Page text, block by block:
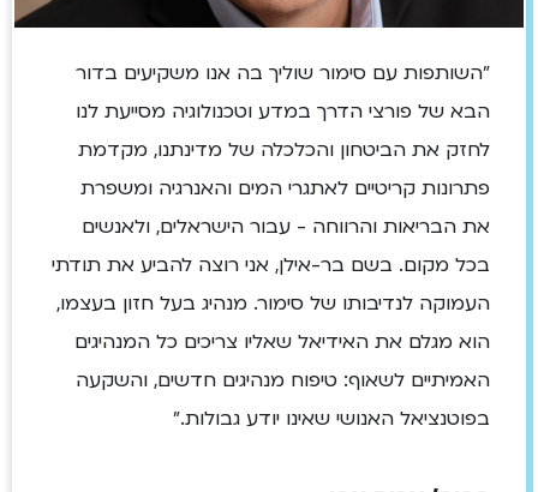
"השותפות עם סימור שוליך בה אנו משקיעים בדור
הבא של פורצי הדרך במדע וטכנולוגיה מסייעת לנו
לחזק את הביטחון והכלכלה של מדינתנו, מקדמת
פתרונות קריטיים לאתגרי המים והאנרגיה ומשפרת
את הבריאות והרווחה - עבור הישראלים, ולאנשים
בכל מקום. בשם בר-אילן, אני רוצה להביע את תודתי
העמוקה לנדיבותו של סימור. מנהיג בעל חזון בעצמו,
הוא מגלם את האידיאל שאליו צריכים כל המנהיגים
האמיתיים לשאוף: טיפוח מנהיגים חדשים, והשקעה
בפוטנציאל האנושי שאינו יודע גבולות."